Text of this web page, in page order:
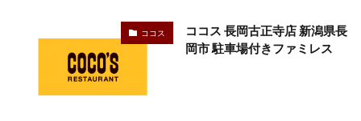
ココス
ココス 長岡古正寺店 新潟県長
岡市 駐車場付きファミレス